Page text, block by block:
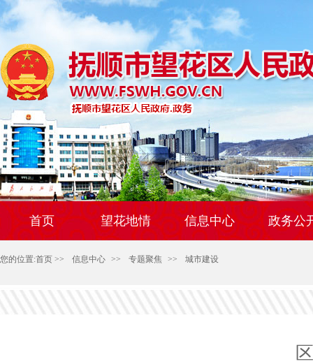
首页 望花地情 信息中心 政务公
您的位置:首页 >> 信息中心 >> 专题聚焦 >> 城市建设